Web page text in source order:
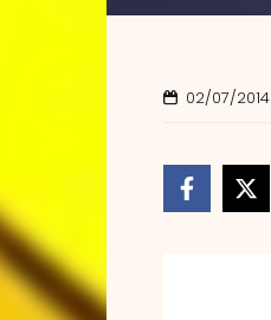
02/07/2014